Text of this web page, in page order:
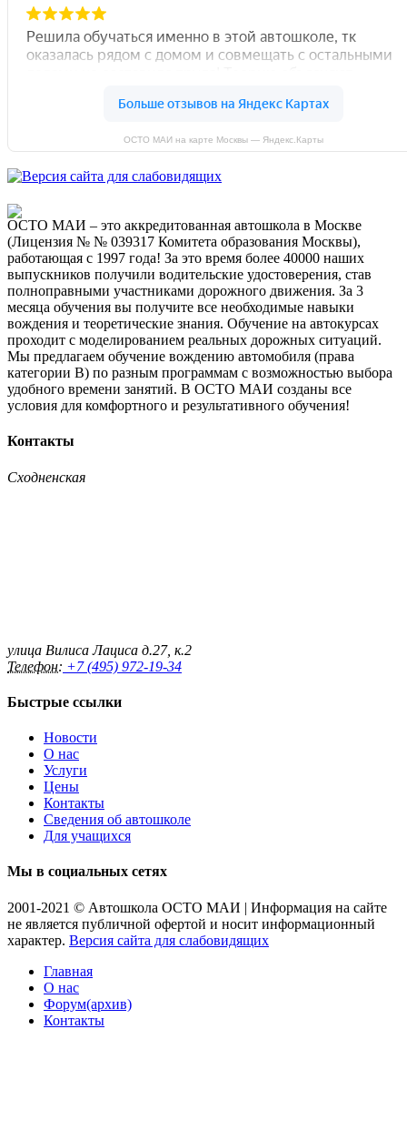
ОСТО МАИ на карте Москвы — Яндекс.Карты
ОСТО МАИ – это аккредитованная автошкола в Москве
(Лицензия № № 039317 Комитета образования Москвы),
работающая с 1997 года! За это время более 40000 наших
выпускников получили водительские удостоверения, став
полноправными участниками дорожного движения. За 3
месяца обучения вы получите все необходимые навыки
вождения и теоретические знания. Обучение на автокурсах
проходит с моделированием реальных дорожных ситуаций.
Мы предлагаем обучение вождению автомобиля (права
категории B) по разным программам с возможностью выбора
удобного времени занятий. В ОСТО МАИ созданы все
условия для комфортного и результативного обучения!
Контакты
Сходненская
улица Вилиса Лациса д.27, к.2
Телефон: +7 (495) 972-19-34
Быстрые ссылки
Новости
О нас
Услуги
Цены
Контакты
Сведения об автошколе
Для учащихся
Мы в социальных сетях
2001-2021 © Автошкола ОСТО МАИ | Информация на сайте
не является публичной офертой и носит информационный
характер. Версия сайта для слабовидящих
Главная
О нас
Форум(архив)
Контакты